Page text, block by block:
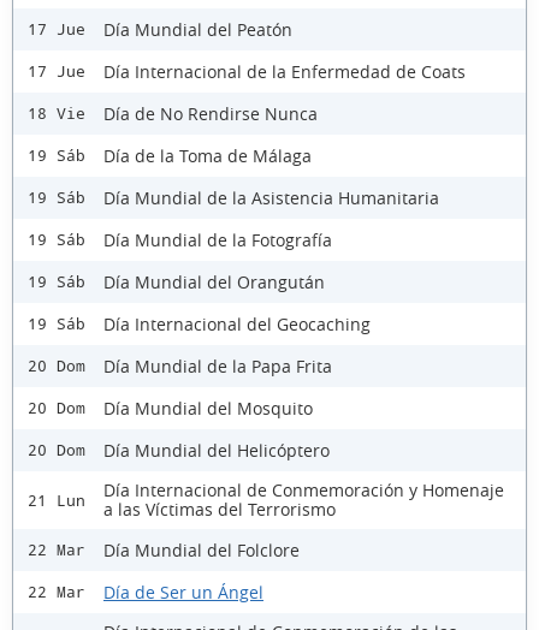
17 Jue Día Mundial del Peatón
17 Jue Día Internacional de la Enfermedad de Coats
18 Vie Día de No Rendirse Nunca
19 Sáb Día de la Toma de Málaga
19 Sáb Día Mundial de la Asistencia Humanitaria
19 Sáb Día Mundial de la Fotografía
19 Sáb Día Mundial del Orangután
19 Sáb Día Internacional del Geocaching
20 Dom Día Mundial de la Papa Frita
20 Dom Día Mundial del Mosquito
20 Dom Día Mundial del Helicóptero
21 Lun
Día Internacional de Conmemoración y Homenaje
a las Víctimas del Terrorismo
22 Mar Día Mundial del Folclore
22 Mar
Día de Ser un Ángel